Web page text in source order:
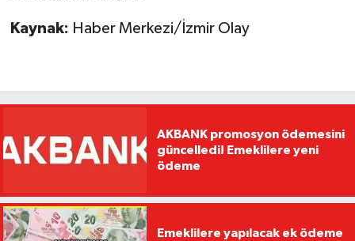
Kaynak: Haber Merkezi/İzmir Olay
AKBANK promosyon ödemesini
güncelledi! Emeklilere yeni
ödeme
Emeklilere yapılacak ek ödeme